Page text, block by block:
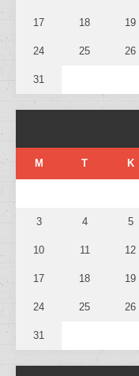
17 18 19
24 25 26
31
M T K
3 4 5
10 11 12
17 18 19
24 25 26
31